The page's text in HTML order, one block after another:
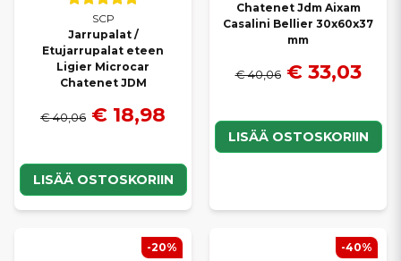
SCP
Jarrupalat /
Etujarrupalat eteen
Ligier Microcar
Chatenet JDM
€ 40,06 € 18,98
LISÄÄ OSTOSKORIIN
Chatenet Jdm Aixam
Casalini Bellier 30x60x37
mm
€ 40,06 € 33,03
LISÄÄ OSTOSKORIIN
-20% -40%